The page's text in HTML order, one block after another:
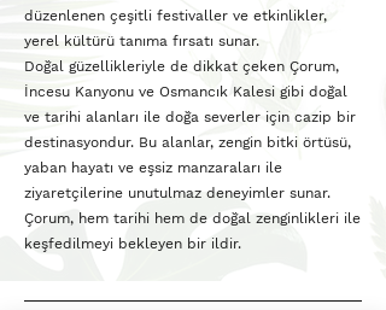
düzenlenen çeşitli festivaller ve etkinlikler,
yerel kültürü tanıma fırsatı sunar.
Doğal güzellikleriyle de dikkat çeken Çorum,
İncesu Kanyonu ve Osmancık Kalesi gibi doğal
ve tarihi alanları ile doğa severler için cazip bir
destinasyondur. Bu alanlar, zengin bitki örtüsü,
yaban hayatı ve eşsiz manzaraları ile
ziyaretçilerine unutulmaz deneyimler sunar.
Çorum, hem tarihi hem de doğal zenginlikleri ile
keşfedilmeyi bekleyen bir ildir.